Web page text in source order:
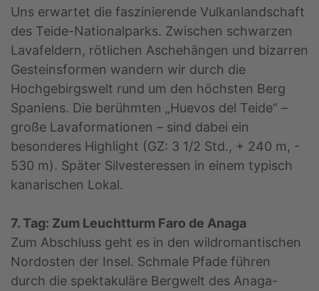
Uns erwartet die faszinierende Vulkanlandschaft
des Teide-Nationalparks. Zwischen schwarzen
Lavafeldern, rötlichen Aschehängen und bizarren
Gesteinsformen wandern wir durch die
Hochgebirgswelt rund um den höchsten Berg
Spaniens. Die berühmten „Huevos del Teide“ –
große Lavaformationen – sind dabei ein
besonderes Highlight (GZ: 3 1/2 Std., + 240 m, -
530 m). Später Silvesteressen in einem typisch
kanarischen Lokal.
7. Tag: Zum Leuchtturm Faro de Anaga
Zum Abschluss geht es in den wildromantischen
Nordosten der Insel. Schmale Pfade führen
durch die spektakuläre Bergwelt des Anaga-